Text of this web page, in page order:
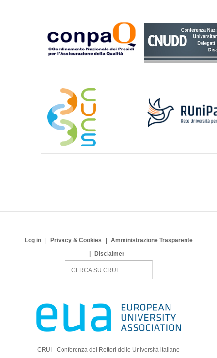
Log in Privacy & Cookies
Amministrazione Trasparente
Disclaimer
c
CRUI - Conferenza dei Rettori delle Università italiane